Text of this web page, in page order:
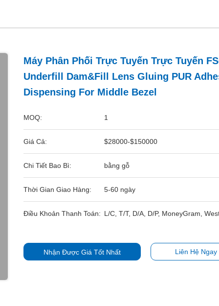
Máy Phân Phối Trực Tuyến Trực Tuyến
Underfill Dam&Fill Lens Gluing PUR
Dispensing For Middle Bezel
MOQ: 1
Giá Cả: $28000-$150000
Chi Tiết Bao Bì: bằng gỗ
Thời Gian Giao Hàng: 5-60 ngày
Điều Khoản Thanh Toán: L/C, T/T, D/A, D/P, MoneyGram,
Nhận Được Giá Tốt Nhất Liên Hệ Ngay